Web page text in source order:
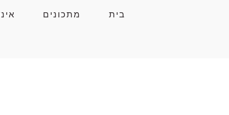
בית מתכונים